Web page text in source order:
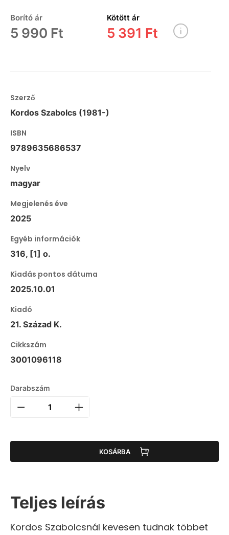
Borító ár
5 990 Ft
Kötött ár
5 391 Ft
Szerző
Kordos Szabolcs (1981-)
ISBN
9789635686537
Nyelv
magyar
Megjelenés éve
2025
Egyéb információk
316, [1] o.
Kiadás pontos dátuma
2025.10.01
Kiadó
21. Század K.
Cikkszám
3001096118
Darabszám
KOSÁRBA
Teljes leírás
Kordos Szabolcsnál kevesen tudnak többet